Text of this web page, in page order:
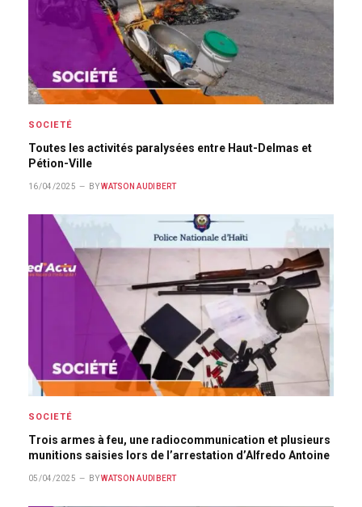
SOCIETÉ
Toutes les activités paralysées entre Haut-Delmas et
Pétion-Ville
16/04/2025 BY WATSON AUDIBERT
SOCIETÉ
Trois armes à feu, une radiocommunication et plusieurs
munitions saisies lors de l’arrestation d’Alfredo Antoine
05/04/2025 BY WATSON AUDIBERT